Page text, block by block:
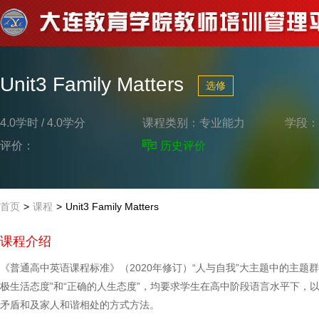
Unit3 Family Matters 选修
4.0学时 / 4.0学分 课程类别： 专业能力
学段：
评价：
历史评价
首页 > 课程 > Unit3 Family Matters
课程介绍
《普通高中英语课程标准》（2020年修订）“人与自我”大主题中的主题
极生活态度”和“正确的人生态度”，均要求学生在高中阶段语言水平下
矛盾和及家人和谐相处的方式方法。